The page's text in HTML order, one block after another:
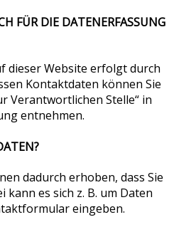
FÜR DIE DATENERFASSUNG
dieser Website erfolgt durch
Kontaktdaten können Sie
Verantwortlichen Stelle“ in
entnehmen.
dadurch erhoben, dass Sie
kann es sich z. B. um Daten
eingeben.